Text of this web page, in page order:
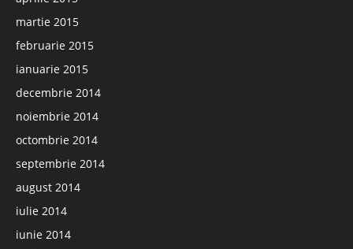
martie 2015
februarie 2015
ianuarie 2015
decembrie 2014
noiembrie 2014
octombrie 2014
septembrie 2014
august 2014
iulie 2014
iunie 2014